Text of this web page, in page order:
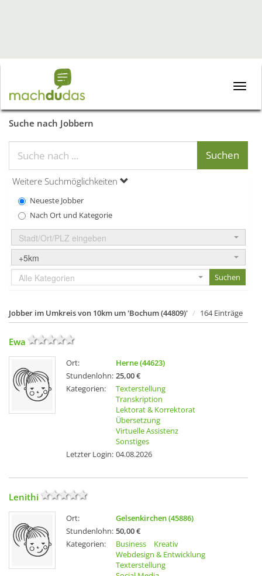
Toggle
Suche nach Jobbern
Weitere Suchmöglichkeiten
Neueste Jobber
Nach Ort und Kategorie
Stadt/Ort/PLZ eingeben
+5km
Alle Kategorien
Jobber im Umkreis von 10km um 'Bochum (44809)' 164 Einträge
Ewa
Ort:
Herne (44623)
Stundenlohn: 25,00 €
Kategorien:
Texterstellung
Transkription
Lektorat & Korrektorat
Übersetzung
Virtuelle Assistenz
Sonstiges
Letzter Login: 04.08.2026
Lenithi
Ort:
Gelsenkirchen (45886)
Stundenlohn: 50,00 €
Kategorien:
Business
Kreativ
Webdesign & Entwicklung
Texterstellung